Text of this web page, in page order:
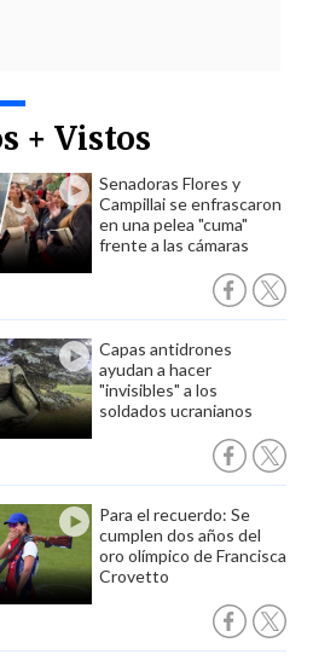
+ Vistos
Senadoras Flores y
Campillai se enfrascaron
en una pelea "cuma"
frente a las cámaras
Capas antidrones
ayudan a hacer
"invisibles" a los
soldados ucranianos
Para el recuerdo: Se
cumplen dos años del
oro olímpico de Francisca
Crovetto